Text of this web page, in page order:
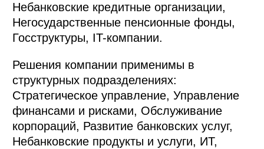
Небанковские кредитные организации,
Негосударственные пенсионные фонды,
Госструктуры, IT-компании.
Решения компании применимы в
структурных подразделениях:
Стратегическое управление, Управление
финансами и рисками, Обслуживание
корпораций, Развитие банковских услуг,
Небанковские продукты и услуги, ИТ,